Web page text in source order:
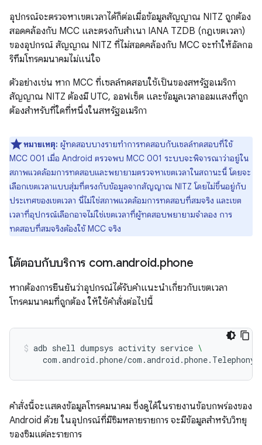
อุปกรณ์จะตรวจหาเขตเวลาได้ก็ต่อเมื่อข้อมูลสัญญาณ NITZ ถูกต้อง
สอดคล้องกับ MCC และตรงกับสำเนา IANA TZDB (กฎเขตเวลา)
ของอุปกรณ์ สัญญาณ NITZ ที่ไม่สอดคล้องกับ MCC จะทำให้อัลกอ
ริทึมโทรคมนาคมไม่แน่ใจ
ตัวอย่างเช่น หาก MCC ที่เซลล์ทดสอบใช้เป็นของสหรัฐอเมริกา
สัญญาณ NITZ ต้องมี UTC, ออฟเซ็ต และข้อมูลเวลาออมแสงที่ถูก
ต้องสำหรับที่ใดที่หนึ่งในสหรัฐอเมริกา
หมายเหตุ: ผู้ทดสอบบางรายทำการทดสอบกับเซลล์ทดสอบที่ใช้
MCC 001 เมื่อ Android ตรวจพบ MCC 001 ระบบจะพิจารณาว่าอยู่ใน
สภาพแวดล้อมการทดสอบและพยายามตรวจหาเขตเวลาในสถานะนี้ โดยจะ
เลือกเขตเวลาแบบสุ่มที่ตรงกับข้อมูลจากสัญญาณ NITZ โดยไม่ขึ้นอยู่กับ
ประเทศของเขตเวลา นี่ไม่ใช่สภาพแวดล้อมการทดสอบที่สมจริง และเขต
เวลาที่อุปกรณ์เลือกอาจไม่ใช่เขตเวลาที่ผู้ทดสอบพยายามจำลอง การ
ทดสอบที่สมจริงต้องใช้ MCC จริง
โต้ตอบกับบริการ com.android.phone
หากต้องการยืนยันว่าอุปกรณ์ได้รับคำแนะนำเกี่ยวกับเขตเวลา
โทรคมนาคมที่ถูกต้อง ให้ใช้คำสั่งต่อไปนี้
adb shell dumpsys activity service \
com.android.phone/
คำสั่งนี้จะแสดงข้อมูลโทรคมนาคม ซึ่งดูได้ในรายงานข้อบกพร่องของ
Android ด้วย ในอุปกรณ์ที่มีซิมหลายรายการ จะมีข้อมูลสำหรับวิทยุ
ของซิมแต่ละรายการ